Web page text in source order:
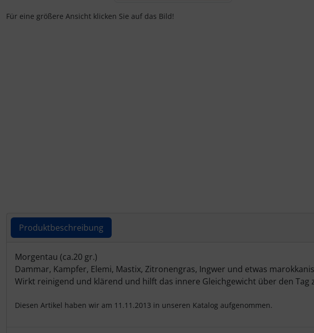
Für eine größere Ansicht klicken Sie auf das Bild!
Produktbeschreibung
Produktbeschreibung
Morgentau (ca.20 gr.)
Dammar, Kampfer, Elemi, Mastix, Zitronengras, Ingwer und etwas
Wirkt reinigend und klärend und hilft das innere Gleichgewicht über den
Diesen Artikel haben wir am 11.11.2013 in unseren Katalog aufgenommen.